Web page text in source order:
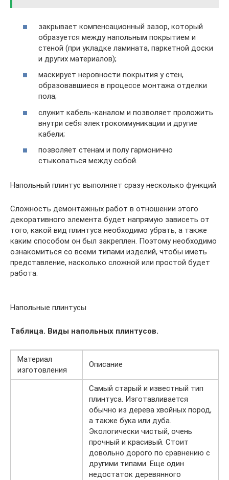
закрывает компенсационный зазор, который
образуется между напольным покрытием и
стеной (при укладке ламината, паркетной доски
и других материалов);
маскирует неровности покрытия у стен,
образовавшиеся в процессе монтажа отделки
пола;
служит кабель-каналом и позволяет проложить
внутри себя электрокоммуникации и другие
кабели;
позволяет стенам и полу гармонично
стыковаться между собой.
Напольный плинтус выполняет сразу несколько функций
Сложность демонтажных работ в отношении этого
декоративного элемента будет напрямую зависеть от
того, какой вид плинтуса необходимо убрать, а также
каким способом он был закреплен. Поэтому необходимо
ознакомиться со всеми типами изделий, чтобы иметь
представление, насколько сложной или простой будет
работа.
Напольные плинтусы
Таблица. Виды напольных плинтусов.
Материал
изготовления
Описание
Самый старый и известный тип
плинтуса. Изготавливается
обычно из дерева хвойных пород,
а также бука или дуба.
Экологически чистый, очень
прочный и красивый. Стоит
довольно дорого по сравнению с
другими типами. Еще один
недостаток деревянного